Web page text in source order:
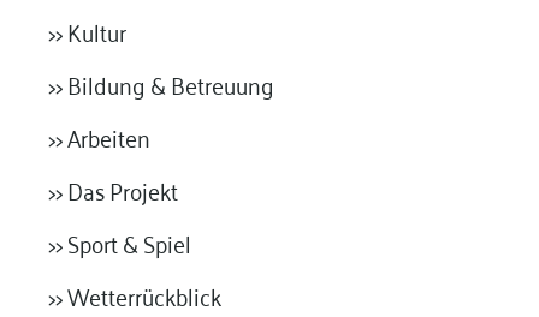
>> Kultur
>> Bildung & Betreuung
>> Arbeiten
>> Das Projekt
>> Sport & Spiel
>> Wetterrückblick